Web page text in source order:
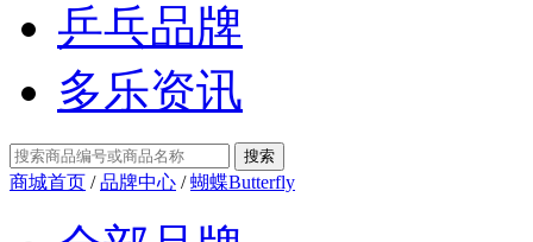
乒乓品牌
多乐资讯
商城首页 /品牌中心 /蝴蝶Butterfly